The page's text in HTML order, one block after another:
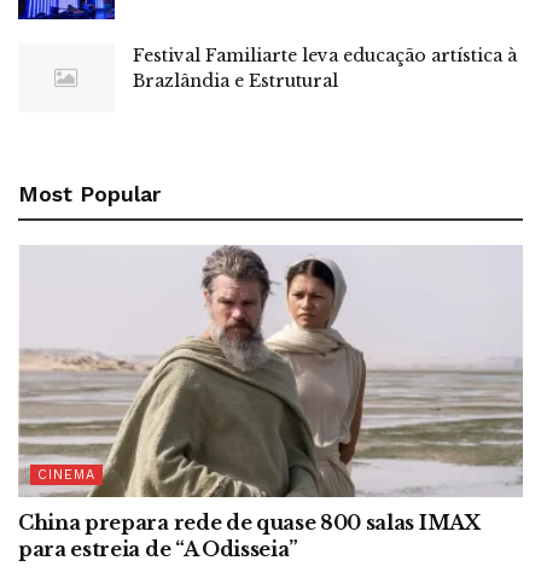
Festival Familiarte leva educação artística à
Brazlândia e Estrutural
Most Popular
CINEMA
China prepara rede de quase 800 salas IMAX
para estreia de “A Odisseia”